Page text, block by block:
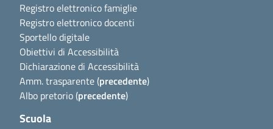
Registro elettronico famiglie
Registro elettronico docenti
Sportello digitale
Obiettivi di Accessibilità
Dichiarazione di Accessibilità
Amm. trasparente (precedente)
Albo pretorio (precedente)
Scuola